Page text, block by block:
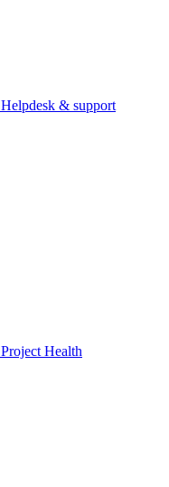
Helpdesk & support
Project Health